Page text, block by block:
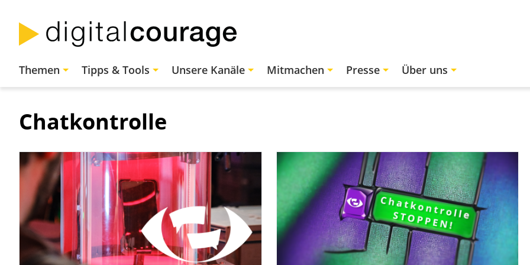
zum
Inhalt
Hauptnavigation
Themen Tipps & Tools Unsere Kanäle Mitmachen Presse Über uns
Chatkontrolle
Bild Bild